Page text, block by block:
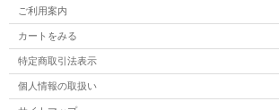
ご利用案内
カートをみる
特定商取引法表示
個人情報の取扱い